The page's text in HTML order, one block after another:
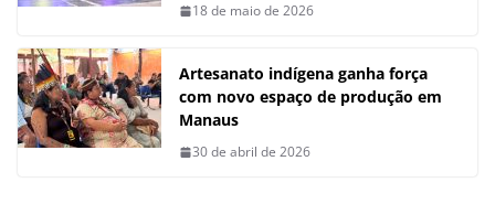
18 de maio de 2026
Artesanato indígena ganha força
com novo espaço de produção em
Manaus
30 de abril de 2026